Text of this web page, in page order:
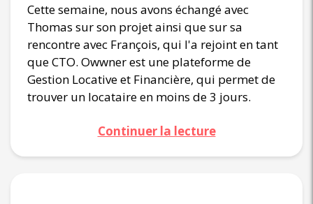
Cette semaine, nous avons échangé avec
Thomas sur son projet ainsi que sur sa
rencontre avec François, qui l'a rejoint en tant
que CTO. Owwner est une plateforme de
Gestion Locative et Financière, qui permet de
trouver un locataire en moins de 3 jours.
Continuer la lecture